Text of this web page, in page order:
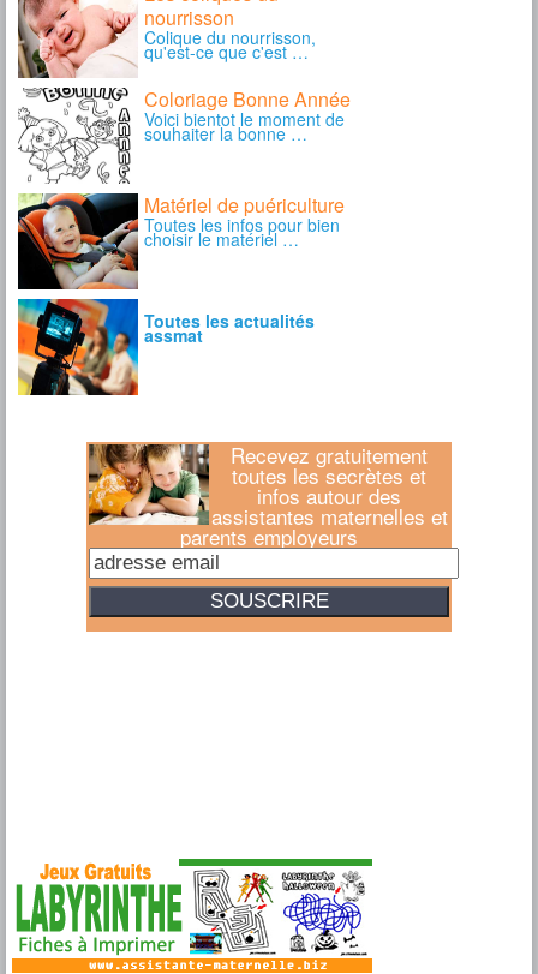
Recevez gratuitement
toutes les secrètes et
infos autour des
assistantes maternelles et
parents employeurs